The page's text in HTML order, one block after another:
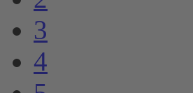
3
4